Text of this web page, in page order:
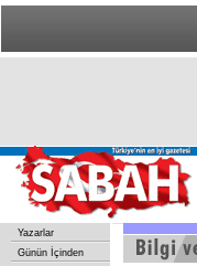
Yazarlar
Günün İçinden